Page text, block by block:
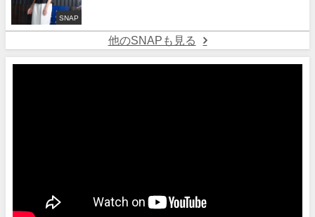
SNAP
他のSNAPも見る